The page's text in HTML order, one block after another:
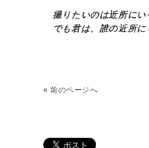
撮りたいのは近所に
でも君は、誰の近所に
«前のページへ